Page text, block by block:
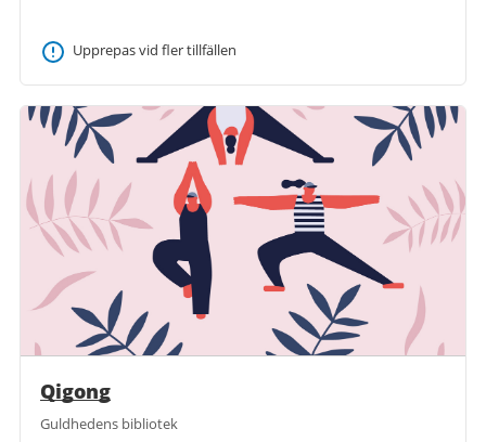
Upprepas vid fler tillfällen
Qigong
Guldhedens bibliotek